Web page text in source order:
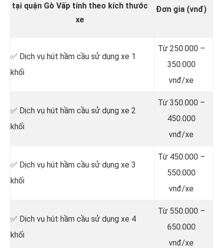
tại quận Gò Vấp tính theo kích thước
xe
Đơn gia (vnđ)
✅ Dịch vụ hút hầm cầu sử dụng xe 1
khối
Từ 250.000 –
350.000
vnđ/xe
✅ Dịch vụ hút hầm cầu sử dụng xe 2
khối
Từ 350.000 –
450.000
vnđ/xe
✅ Dịch vụ hút hầm cầu sử dụng xe 3
khối
Từ 450.000 –
550.000
vnđ/xe
✅ Dịch vụ hút hầm cầu sử dụng xe 4
khối
Từ 550.000 –
650.000
vnđ/xe